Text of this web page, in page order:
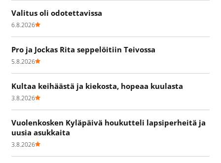
Valitus oli odotettavissa
6.8.2026
Pro ja Jockas Rita seppelöitiin Teivossa
5.8.2026
Kultaa keihäästä ja kiekosta, hopeaa kuulasta
3.8.2026
Vuolenkosken Kyläpäivä houkutteli lapsiperheitä ja
uusia asukkaita
3.8.2026